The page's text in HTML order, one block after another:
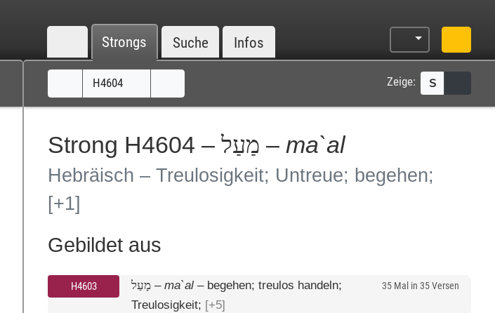
Strongs Suche Infos
H4604 Zeige: S
Strong H4604 – מַעַל – ma`al
Hebräisch – Treulosigkeit; Untreue; begehen;
[+1]
Gebildet aus
H4603 מָעַל – ma`al – begehen; treulos handeln;
Treulosigkeit; [+5]
35 Mal in 35 Versen